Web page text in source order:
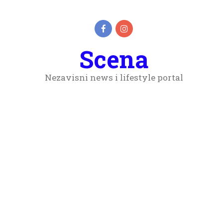
Scena
Nezavisni news i lifestyle portal